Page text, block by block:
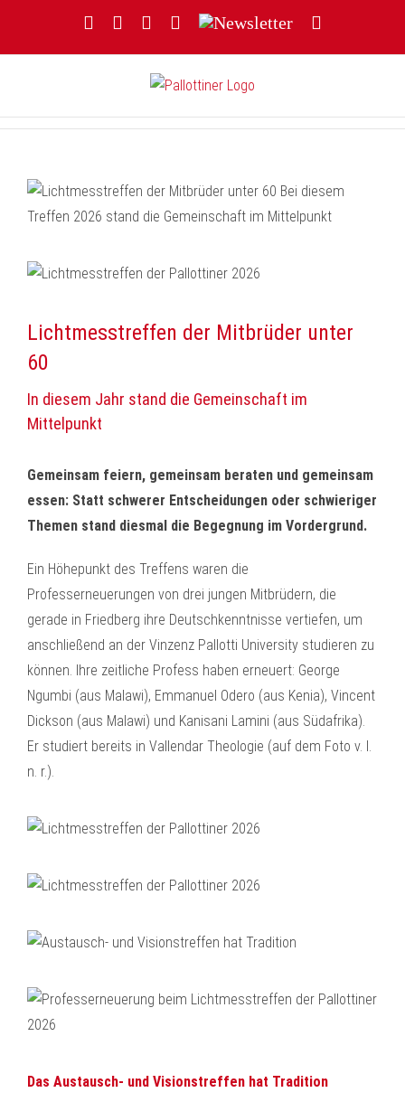
FacebookYouTubeInstagram
Threads
Newsletter
Lichtmesstreffen der Mitbrüder unter
60
In diesem Jahr stand die Gemeinschaft im
Mittelpunkt
Gemeinsam feiern, gemeinsam beraten und gemeinsam
essen: Statt schwerer Entscheidungen oder schwieriger
Themen stand diesmal die Begegnung im Vordergrund.
Ein Höhepunkt des Treffens waren die
Professerneuerungen von drei jungen Mitbrüdern, die
gerade in Friedberg ihre Deutschkenntnisse vertiefen, um
anschließend an der Vinzenz Pallotti University studieren zu
können. Ihre zeitliche Profess haben erneuert: George
Ngumbi (aus Malawi), Emmanuel Odero (aus Kenia), Vincent
Dickson (aus Malawi) und Kanisani Lamini (aus Südafrika).
Er studiert bereits in Vallendar Theologie (auf dem Foto v. l.
n. r.).
Das Austausch- und Visionstreffen hat Tradition